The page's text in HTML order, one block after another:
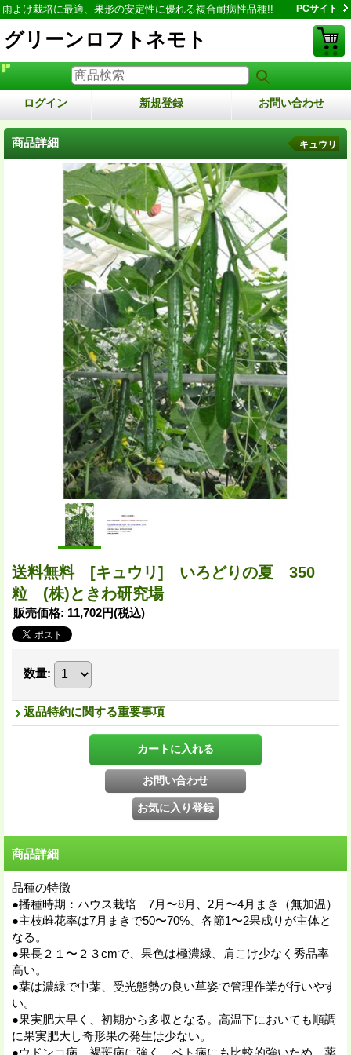
雨よけ栽培に最適、果形の安定性に優れる複合耐病性品種!! PCサイト
グリーンロフトネモト
ログイン 新規登録 お問い合わせ
商品詳細 キュウリ
送料無料 [キュウリ] いろどりの夏 350
粒 (株)ときわ研究場
販売価格: 11,702円(税込)
数量:
返品特約に関する重要事項
商品詳細
品種の特徴
●播種時期：ハウス栽培 7月〜8月、2月〜4月まき（無加温）
●主枝雌花率は7月まきで50〜70%、各節1〜2果成りが主体と
なる。
●果長２１〜２３cmで、果色は極濃緑、肩こけ少なく秀品率
高い。
●葉は濃緑で中葉、受光態勢の良い草姿で管理作業が行いやす
い。
●果実肥大早く、初期から多収となる。高温下においても順調
に果実肥大し奇形果の発生は少ない。
●ウドンコ病、褐斑病に強く、ベト病にも比較的強いため、薬